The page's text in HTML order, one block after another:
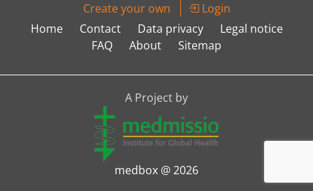
Create your own
Login
Home
Contact Data privacy
Legal notice
FAQ
About Sitemap
A Project by
medbox @ 2026